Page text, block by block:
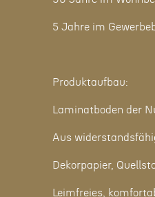
5 Jahre im
Produktaufbau:
Laminatboden der
Aus
Dekorpapier,
Leimfreies,